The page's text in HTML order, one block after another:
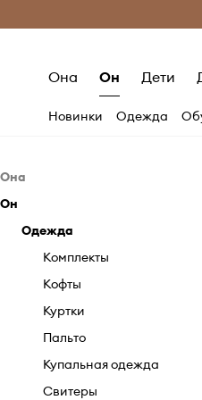
Она Он Дети
Новинки Одежда
Она
Блузки и рубашки
Кофты
Купальники
Куртки
Пальто
Свитеры и кардиганы
Юбки
Обувь
Кросcовки лайфстайл
Снегоходы
Спортивные кроссовки
Ботинки
Шлепанцы и сандалии
Аксессуары
Кошельки
Головные уборы
Косметички и несессеры
Плавательные аксессуары
Перчатки
Он
Одежда
Комплекты
Кофты
Куртки
Пальто
Купальная одежда
Свитеры